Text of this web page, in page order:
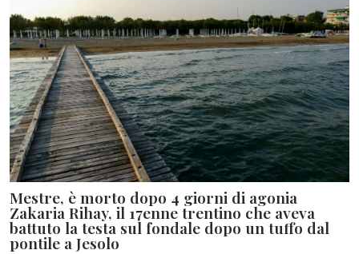
Mestre, è morto dopo 4 giorni di agonia
Zakaria Rihay, il 17enne trentino che aveva
battuto la testa sul fondale dopo un tuffo dal
pontile a Jesolo